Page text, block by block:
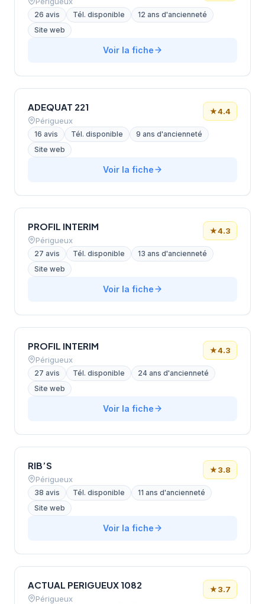
26 avis Tél. disponible
12 ans d'ancienneté
Site web
Voir la fiche
ADEQUAT 221
Périgueux
★4.4
16 avis Tél. disponible
9 ans d'ancienneté
Site web
Voir la fiche
PROFIL INTERIM
Périgueux
★4.3
27 avis Tél. disponible
13 ans d'ancienneté
Site web
Voir la fiche
PROFIL INTERIM
Périgueux
★4.3
27 avis Tél. disponible
24 ans d'ancienneté
Site web
Voir la fiche
RIB’S
Périgueux
★3.8
38 avis Tél. disponible
11 ans d'ancienneté
Site web
Voir la fiche
ACTUAL PERIGUEUX 1082
Périgueux
★3.7